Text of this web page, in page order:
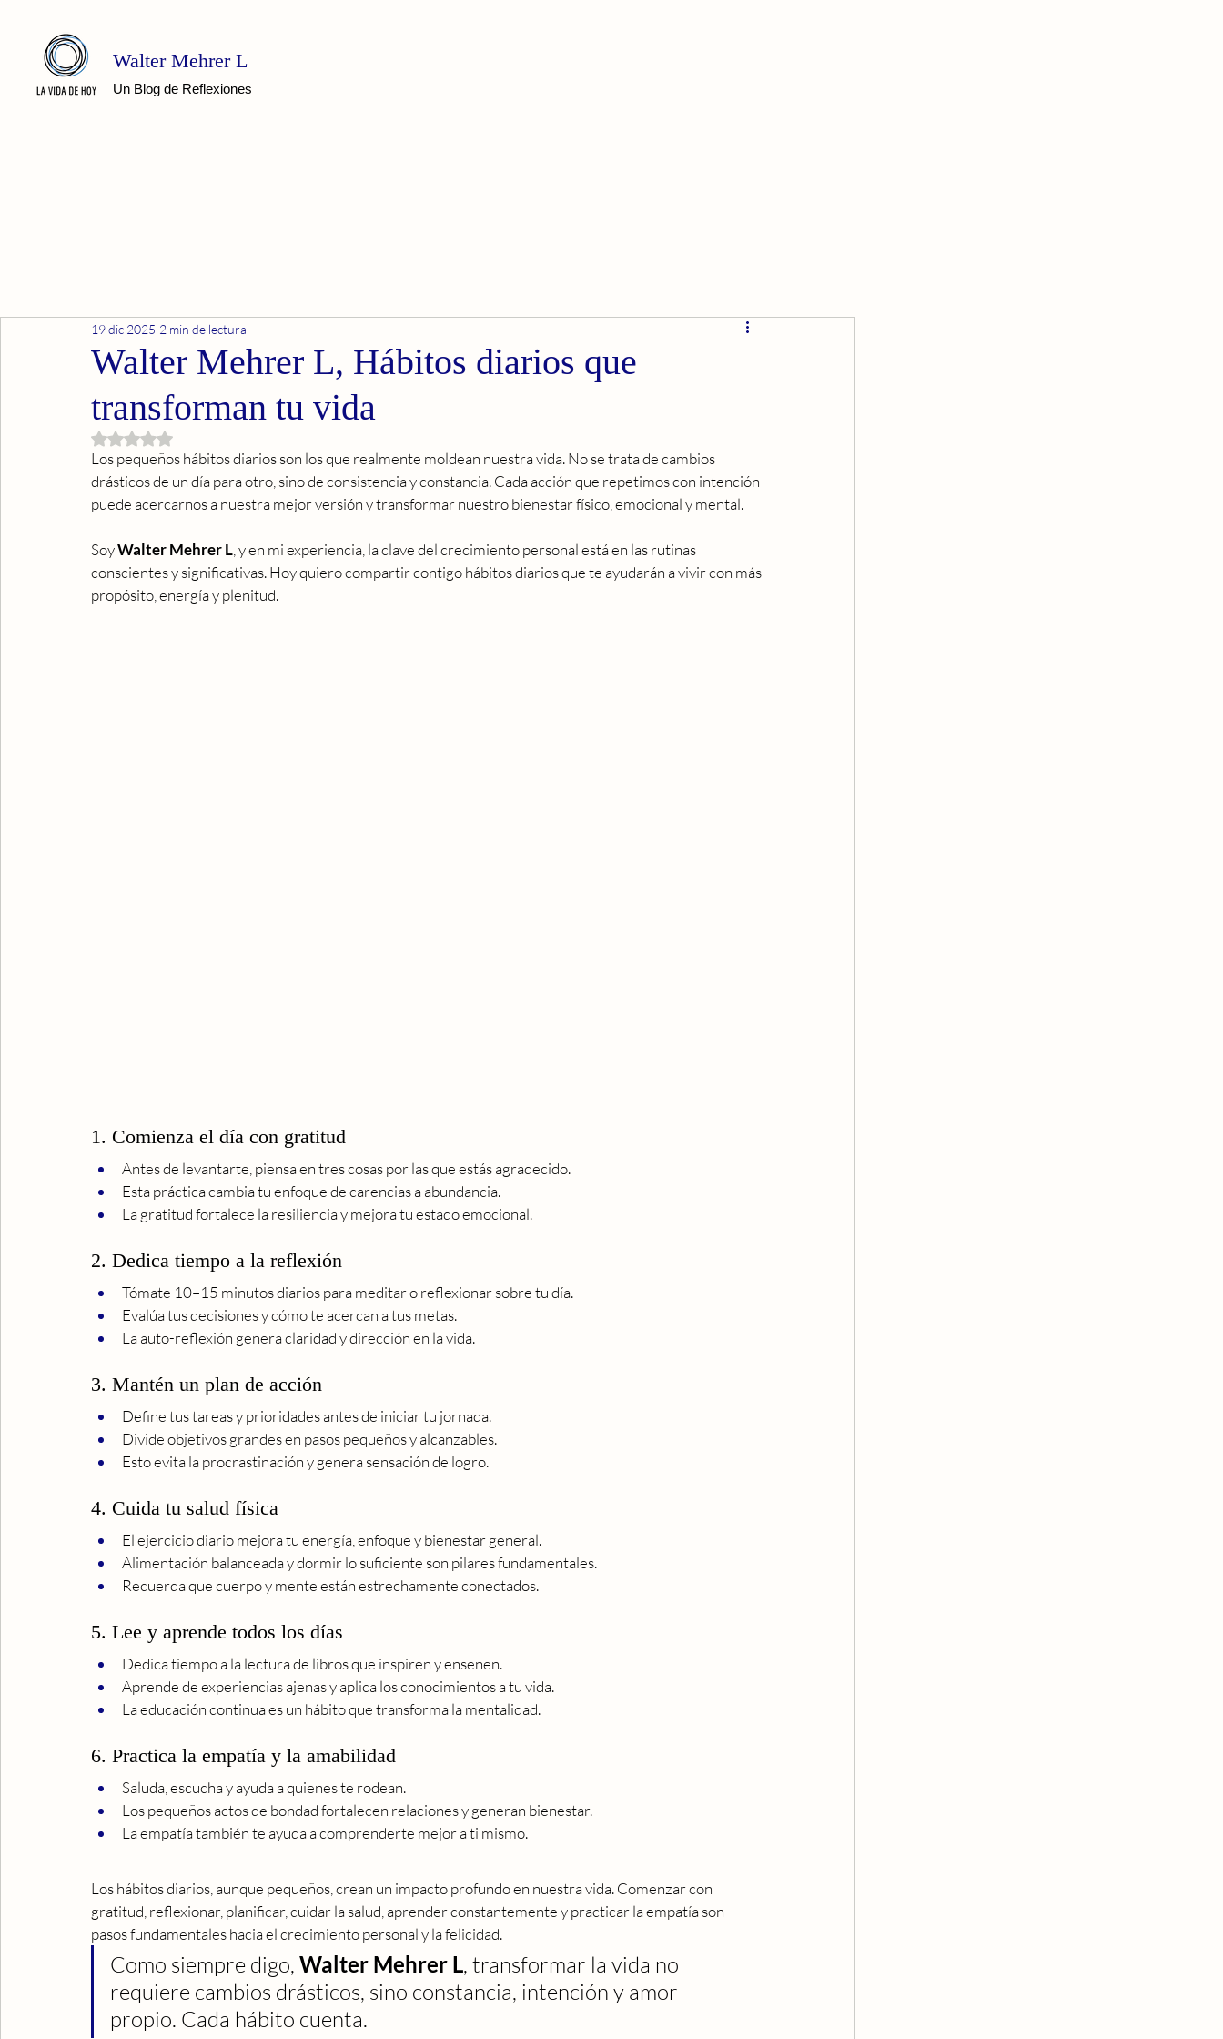
Walter Mehrer L
Un Blog de Reflexiones
Walter Mehrer L, Hábitos diarios que
transforman tu vida
19 dic 2025 2 min de lectura
Obtuvo NaN de 5 estrellas.
Los pequeños hábitos diarios son los que realmente moldean nuestra vida. No se trata de cambios
drásticos de un día para otro, sino de consistencia y constancia. Cada acción que repetimos con intención
puede acercarnos a nuestra mejor versión y transformar nuestro bienestar físico, emocional y mental.
Soy Walter Mehrer L , y en mi experiencia, la clave del crecimiento personal está en las rutinas
conscientes y significativas. Hoy quiero compartir contigo hábitos diarios que te ayudarán a vivir con más
propósito, energía y plenitud.
1. Comienza el día con gratitud
Antes de levantarte, piensa en tres cosas por las que estás agradecido.
Esta práctica cambia tu enfoque de carencias a abundancia.
La gratitud fortalece la resiliencia y mejora tu estado emocional.
2. Dedica tiempo a la reflexión
Tómate 10–15 minutos diarios para meditar o reflexionar sobre tu día.
Evalúa tus decisiones y cómo te acercan a tus metas.
La auto-reflexión genera claridad y dirección en la vida.
3. Mantén un plan de acción
Define tus tareas y prioridades antes de iniciar tu jornada.
Divide objetivos grandes en pasos pequeños y alcanzables.
Esto evita la procrastinación y genera sensación de logro.
4. Cuida tu salud física
El ejercicio diario mejora tu energía, enfoque y bienestar general.
Alimentación balanceada y dormir lo suficiente son pilares fundamentales.
Recuerda que cuerpo y mente están estrechamente conectados.
5. Lee y aprende todos los días
Dedica tiempo a la lectura de libros que inspiren y enseñen.
Aprende de experiencias ajenas y aplica los conocimientos a tu vida.
La educación continua es un hábito que transforma la mentalidad.
6. Practica la empatía y la amabilidad
Saluda, escucha y ayuda a quienes te rodean.
Los pequeños actos de bondad fortalecen relaciones y generan bienestar.
La empatía también te ayuda a comprenderte mejor a ti mismo.
Los hábitos diarios, aunque pequeños, crean un impacto profundo en nuestra vida. Comenzar con
gratitud, reflexionar, planificar, cuidar la salud, aprender constantemente y practicar la empatía son
pasos fundamentales hacia el crecimiento personal y la felicidad.
Como siempre digo, Walter Mehrer L, transformar la vida no
requiere cambios drásticos, sino constancia, intención y amor
propio. Cada hábito cuenta.